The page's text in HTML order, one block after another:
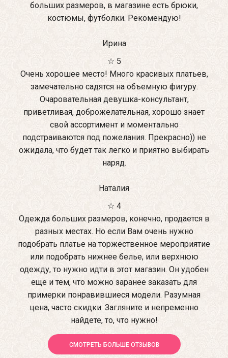
больших размеров, в магазине есть брюки,
костюмы, футболки. Рекомендую!
Ирина
☆ 5
Очень хорошее место! Много красивых платьев,
замечательно садятся на объемную фигуру.
Очаровательная девушка-консультант,
приветливая, доброжелательная, хорошо знает
свой ассортимент и моментально
подстраиваются под пожелания. Прекрасно)) не
ожидала, что будет так легко и приятно выбирать
наряд.
Наталия
☆ 4
Одежда больших размеров, конечно, продается в
разных местах. Но если Вам очень нужно
подобрать платье на торжественное мероприятие
или подобрать нижнее белье, или верхнюю
одежду, то нужно идти в этот магазин. Он удобен
еще и тем, что можно заранее заказать для
примерки понравившиеся модели. Разумная
цена, часто скидки. Загляните и непременно
найдете, то, что нужно!
СМОТРЕТЬ БОЛЬШЕ ОТЗЫВОВ